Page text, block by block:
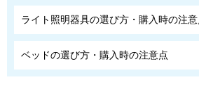
ライト照明器具の選び方・購入時の注意
ベッドの選び方・購入時の注意点